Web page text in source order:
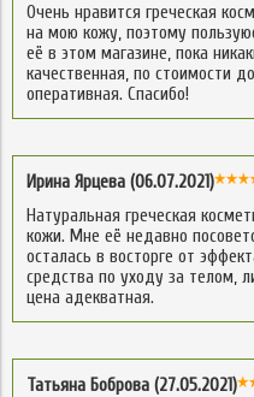
Очень нравится греческая
на мою кожу, поэтому
её в этом магазине, пока
качественная, по стоимости
оперативная. Спасибо!
Ирина Ярцева (06.07.2021)
Натуральная греческая
кожи. Мне её недавно
осталась в восторге от
средства по уходу за телом,
цена адекватная.
Татьяна Боброва (27.05.2021)